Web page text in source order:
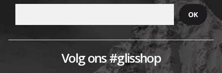
Volg ons #glisshop